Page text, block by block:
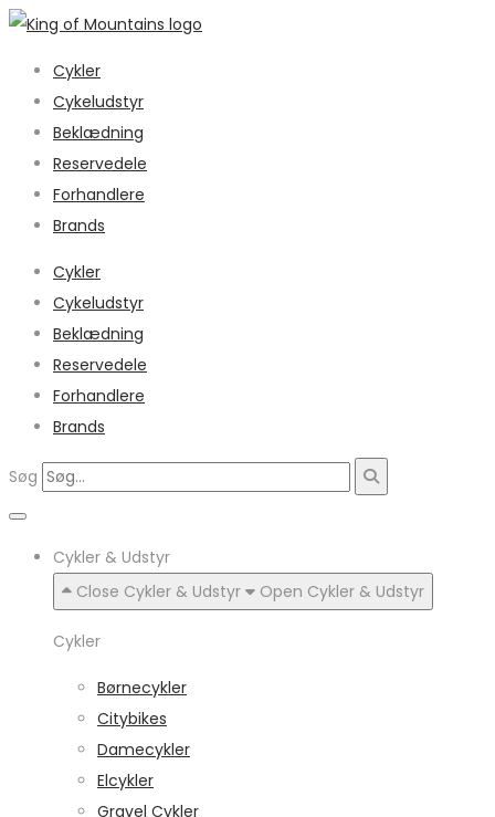
Cykler
Cykeludstyr
Beklædning
Reservedele
Forhandlere
Brands
Cykler
Cykeludstyr
Beklædning
Reservedele
Forhandlere
Brands
Søg
Cykler & Udstyr
Close Cykler & Udstyr
Open Cykler & Udstyr
Cykler
Børnecykler
Citybikes
Damecykler
Elcykler
Gravel Cykler